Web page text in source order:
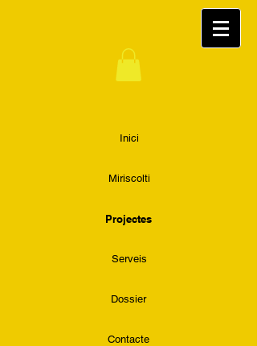
Inici
Miriscolti
Projectes
Serveis
Dossier
Contacte